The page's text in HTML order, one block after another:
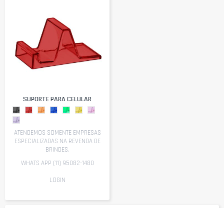
SUPORTE PARA CELULAR
ATENDEMOS SOMENTE EMPRESAS
ESPECIALIZADAS NA REVENDA DE
BRINDES.
WHATS APP (11) 95082-1480
LOGIN